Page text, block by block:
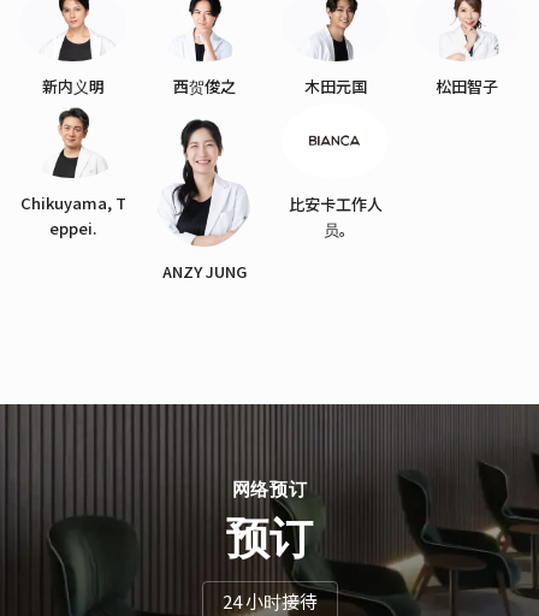
新内义明 西贺俊之 木田元国 松田智子
Chikuyama, T
eppei.
ANZY JUNG
比安卡工作人
员。
网络预订
预订
24 小时接待